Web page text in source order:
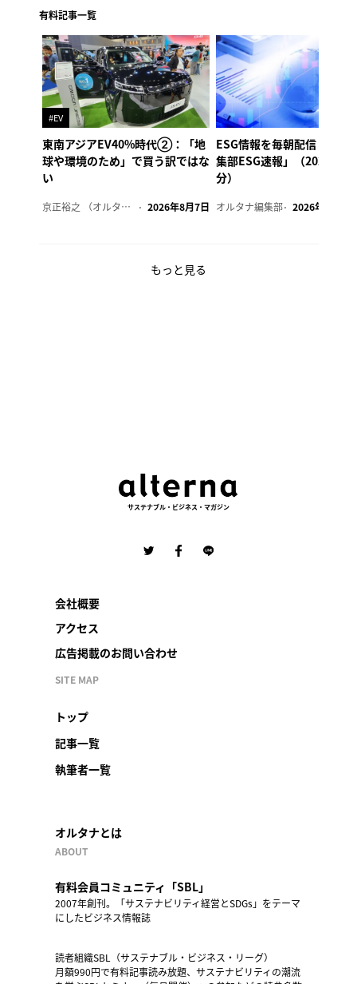
有料記事一覧
#EV
東南アジアEV40%時代②：「地
球や環境のため」で買う訳ではな
い
京正裕之 （オルタナ副編集長） 2026年8月7日
ESG情報を毎朝配信「オル
集部ESG速報」（2026年8
分）
オルタナ編集部 2026年8月7日
もっと見る
サステナブル・ビジネス・マガジン
会社概要
アクセス
広告掲載のお問い合わせ
SITE MAP
トップ
記事一覧
執筆者一覧
オルタナとは
ABOUT
有料会員コミュニティ「SBL」
2007年創刊。「サステナビリティ経営とSDGs」をテーマ
にしたビジネス情報誌
読者組織SBL（サステナブル・ビジネス・リーグ）
月額990円で有料記事読み放題、サステナビリティの潮流